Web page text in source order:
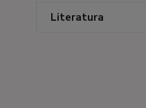
Literatura